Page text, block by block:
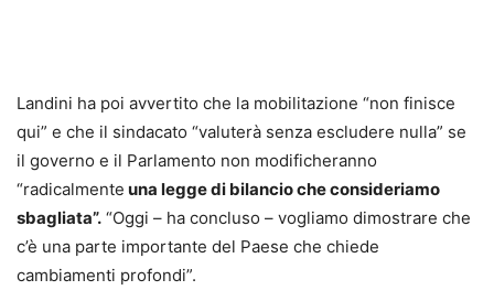
Landini ha poi avvertito che la mobilitazione “non finisce
qui” e che il sindacato “valuterà senza escludere nulla” se
il governo e il Parlamento non modificheranno
“radicalmente una legge di bilancio che consideriamo
sbagliata”. “Oggi – ha concluso – vogliamo dimostrare che
c’è una parte importante del Paese che chiede
cambiamenti profondi”.